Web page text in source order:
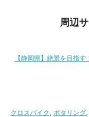
周辺
【静岡県】絶景を目指
クロスバイク, ポタリング,